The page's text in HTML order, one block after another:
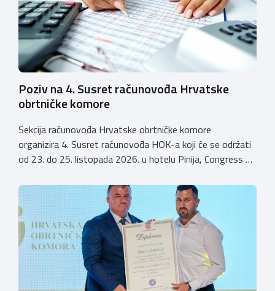
Poziv na 4. Susret računovođa Hrvatske
obrtničke komore
Sekcija računovođa Hrvatske obrtničke komore
organizira 4. Susret računovođa HOK-a koji će se održati
od 23. do 25. listopada 2026. u hotelu Pinija, Congress &
otvoren u petak, 23. listopada 2026. u
poslijepodnevnim, uz uvodno predavanje i pozdrav
domaćina. Tijekom subote, 24. listopada, održavat će se
predavanja, interaktivne radionice te okrugli stolovi na
aktualne teme. […]